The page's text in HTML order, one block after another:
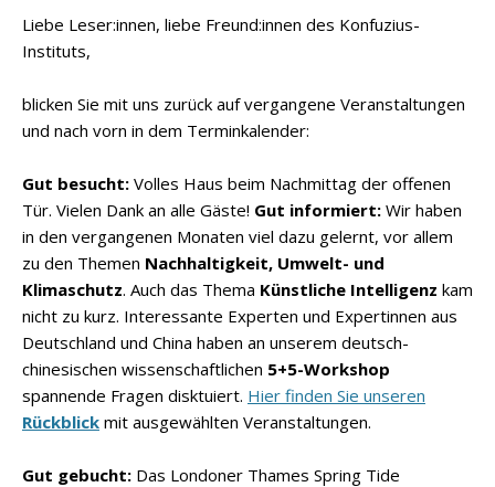
Liebe Leser:innen, liebe Freund:innen des Konfuzius-
Instituts,
blicken Sie mit uns zurück auf vergangene Veranstaltungen
und nach vorn in dem Terminkalender:
Gut besucht: Volles Haus beim Nachmittag der offenen
Tür. Vielen Dank an alle Gäste! Gut informiert: Wir haben
in den vergangenen Monaten viel dazu gelernt, vor allem
zu den Themen Nachhaltigkeit, Umwelt- und
Klimaschutz. Auch das Thema Künstliche Intelligenz kam
nicht zu kurz. Interessante Experten und Expertinnen aus
Deutschland und China haben an unserem deutsch-
chinesischen wissenschaftlichen 5+5-Workshop
spannende Fragen disktuiert. Hier finden Sie unseren
Rückblick mit ausgewählten Veranstaltungen.
Gut gebucht: Das Londoner Thames Spring Tide